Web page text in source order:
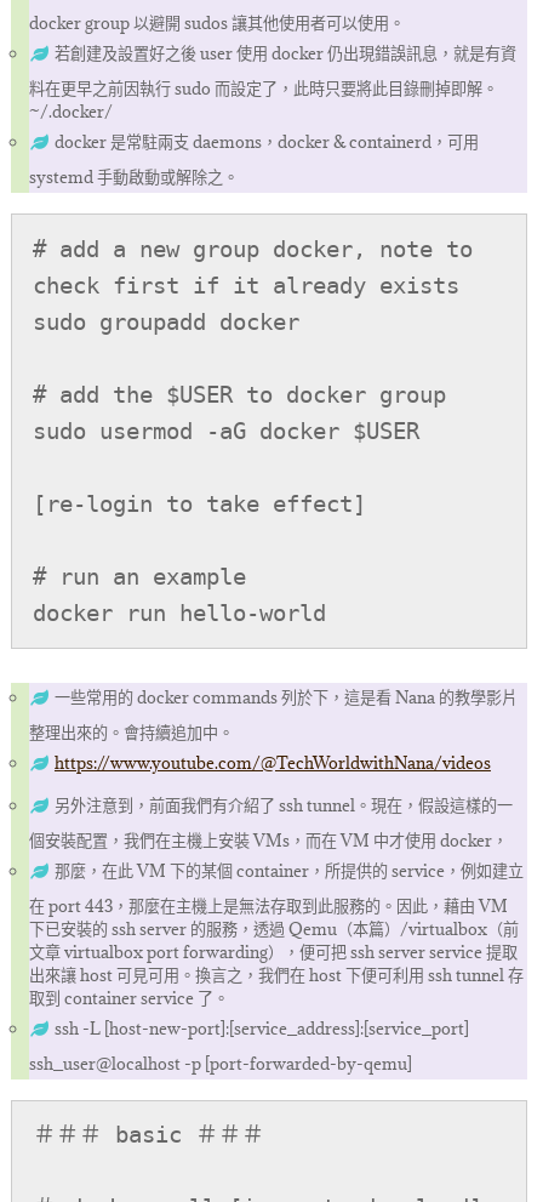
docker group 以避開 sudos 讓其他使用者可以使用。
若創建及設置好之後 user 使用 docker 仍出現錯誤訊息，就是有資
料在更早之前因執行 sudo 而設定了，此時只要將此目錄刪掉即解。
~/.docker/
docker 是常駐兩支 daemons，docker & containerd，可用
systemd 手動啟動或解除之。
# add a new group docker, note to
check first if it already exists
sudo groupadd docker
# add the $USER to docker group
sudo usermod -aG docker $USER
[re-login to take effect]
# run an example
docker run hello-world
一些常用的 docker commands 列於下，這是看 Nana 的教學影片
整理出來的。會持續追加中。
https://www.youtube.com/@TechWorldwithNana/videos
另外注意到，前面我們有介紹了 ssh tunnel。現在，假設這樣的一
個安裝配置，我們在主機上安裝 VMs，而在 VM 中才使用 docker，
那麼，在此 VM 下的某個 container，所提供的 service，例如建立
在 port 443，那麼在主機上是無法存取到此服務的。因此，藉由 VM
下已安裝的 ssh server 的服務，透過 Qemu（本篇）/virtualbox（前
文章 virtualbox port forwarding），便可把 ssh server service 提取
出來讓 host 可見可用。換言之，我們在 host 下便可利用 ssh tunnel 存
取到 container service 了。
ssh -L [host-new-port]:[service_address]:[service_port]
ssh_user@localhost -p [port-forwarded-by-qemu]
＃＃＃ basic ＃＃＃